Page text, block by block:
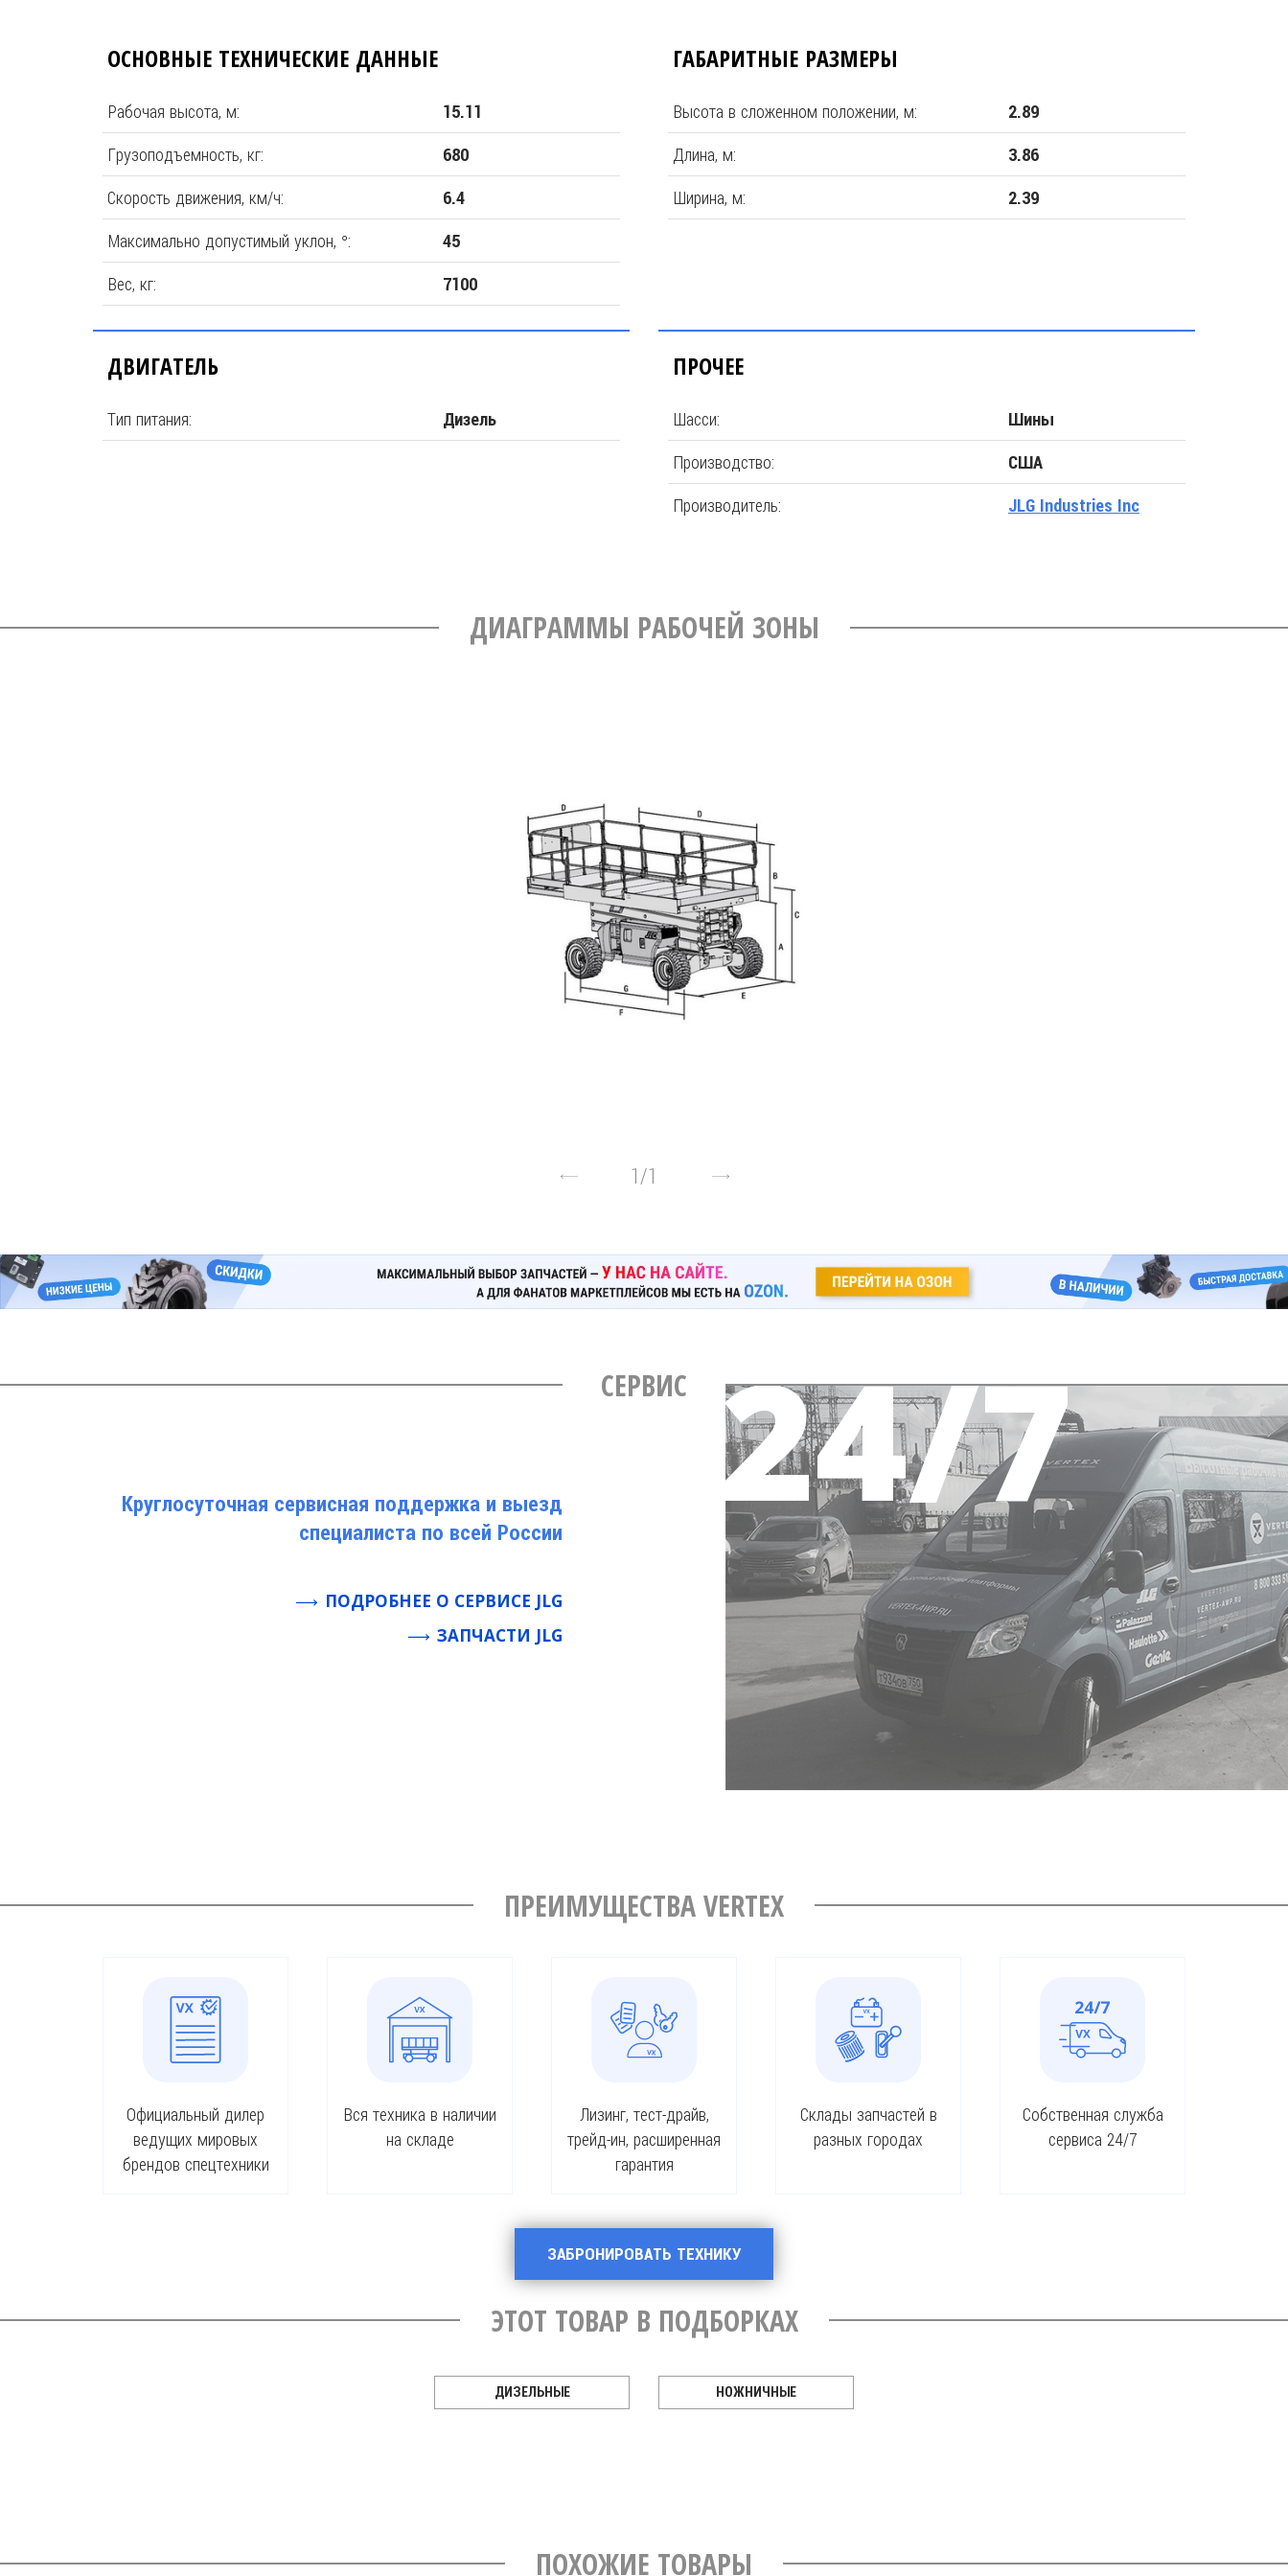
ОСНОВНЫЕ ТЕХНИЧЕСКИЕ ДАННЫЕ
Рабочая высота, м: 15.11
Грузоподъемность, кг: 680
Скорость движения, км/ч: 6.4
Максимально допустимый уклон, °: 45
Вес, кг: 7100
ГАБАРИТНЫЕ РАЗМЕРЫ
Высота в сложенном положении, м: 2.89
Длина, м: 3.86
Ширина, м: 2.39
ДВИГАТЕЛЬ
Тип питания: Дизель
ПРОЧЕЕ
Шасси: Шины
Производство: США
Производитель: JLG Industries Inc
ДИАГРАММЫ РАБОЧЕЙ ЗОНЫ
1/1
СЕРВИС
Круглосуточная сервисная поддержка и выезд
специалиста по всей России
ПОДРОБНЕЕ О СЕРВИСЕ JLG
ЗАПЧАСТИ JLG
ПРЕИМУЩЕСТВА VERTEX
Официальный дилер
ведущих мировых
брендов спецтехники
Вся техника в наличии
на складе
Лизинг, тест-драйв,
трейд-ин, расширенная
гарантия
Склады запчастей в
разных городах
Собственная служба
сервиса 24/7
ЗАБРОНИРОВАТЬ ТЕХНИКУ
ЭТОТ ТОВАР В ПОДБОРКАХ
ДИЗЕЛЬНЫЕ НОЖНИЧНЫЕ
ПОХОЖИЕ ТОВАРЫ